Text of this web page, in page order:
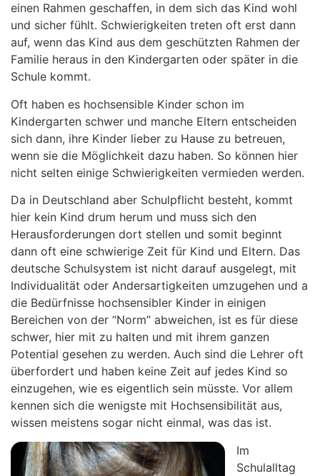
einen Rahmen geschaffen, in dem sich das Kind wohl
und sicher fühlt. Schwierigkeiten treten oft erst dann
auf, wenn das Kind aus dem geschützten Rahmen der
Familie heraus in den Kindergarten oder später in die
Schule kommt.
Oft haben es hochsensible Kinder schon im
Kindergarten schwer und manche Eltern entscheiden
sich dann, ihre Kinder lieber zu Hause zu betreuen,
wenn sie die Möglichkeit dazu haben. So können hier
nicht selten einige Schwierigkeiten vermieden werden.
Da in Deutschland aber Schulpflicht besteht, kommt
hier kein Kind drum herum und muss sich den
Herausforderungen dort stellen und somit beginnt
dann oft eine schwierige Zeit für Kind und Eltern. Das
deutsche Schulsystem ist nicht darauf ausgelegt, mit
Individualität oder Andersartigkeiten umzugehen und a
die Bedürfnisse hochsensibler Kinder in einigen
Bereichen von der “Norm” abweichen, ist es für diese
schwer, hier mit zu halten und mit ihrem ganzen
Potential gesehen zu werden. Auch sind die Lehrer oft
überfordert und haben keine Zeit auf jedes Kind so
einzugehen, wie es eigentlich sein müsste. Vor allem
kennen sich die wenigste mit Hochsensibilität aus,
wissen meistens sogar nicht einmal, was das ist.
Im
Schulalltag